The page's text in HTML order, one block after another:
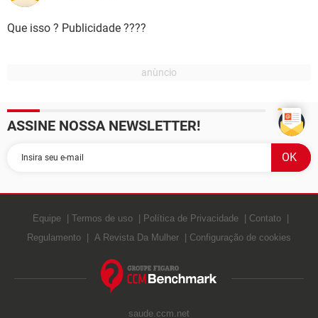
Divulgação feita por: "ViDa-TorTa"
Que isso ? Publicidade ????
ASSINE NOSSA NEWSLETTER!
Equipe Termos de uso Política de Privacidade
Contato
Regulamento
A Revista Da Mulher Configuração de cookies
saude.ccm.net